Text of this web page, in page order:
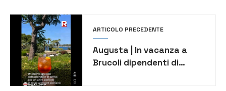
ARTICOLO PRECEDENTE
Augusta | In vacanza a
Brucoli dipendenti di